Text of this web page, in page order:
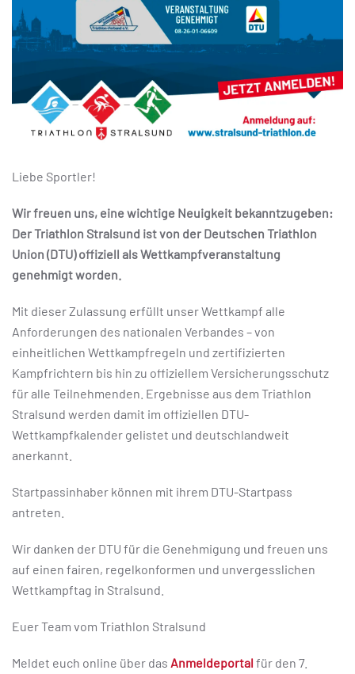
Liebe Sportler!
Wir freuen uns, eine wichtige Neuigkeit bekanntzugeben:
Der Triathlon Stralsund ist von der Deutschen Triathlon
Union (DTU) offiziell als Wettkampfveranstaltung
genehmigt worden.
Mit dieser Zulassung erfüllt unser Wettkampf alle
Anforderungen des nationalen Verbandes – von
einheitlichen Wettkampfregeln und zertifizierten
Kampfrichtern bis hin zu offiziellem Versicherungsschutz
für alle Teilnehmenden. Ergebnisse aus dem Triathlon
Stralsund werden damit im offiziellen DTU-
Wettkampfkalender gelistet und deutschlandweit
anerkannt.
Startpassinhaber können mit ihrem DTU-Startpass
antreten.
Wir danken der DTU für die Genehmigung und freuen uns
auf einen fairen, regelkonformen und unvergesslichen
Wettkampftag in Stralsund.
Euer Team vom Triathlon Stralsund
Meldet euch online über das Anmeldeportal für den 7.